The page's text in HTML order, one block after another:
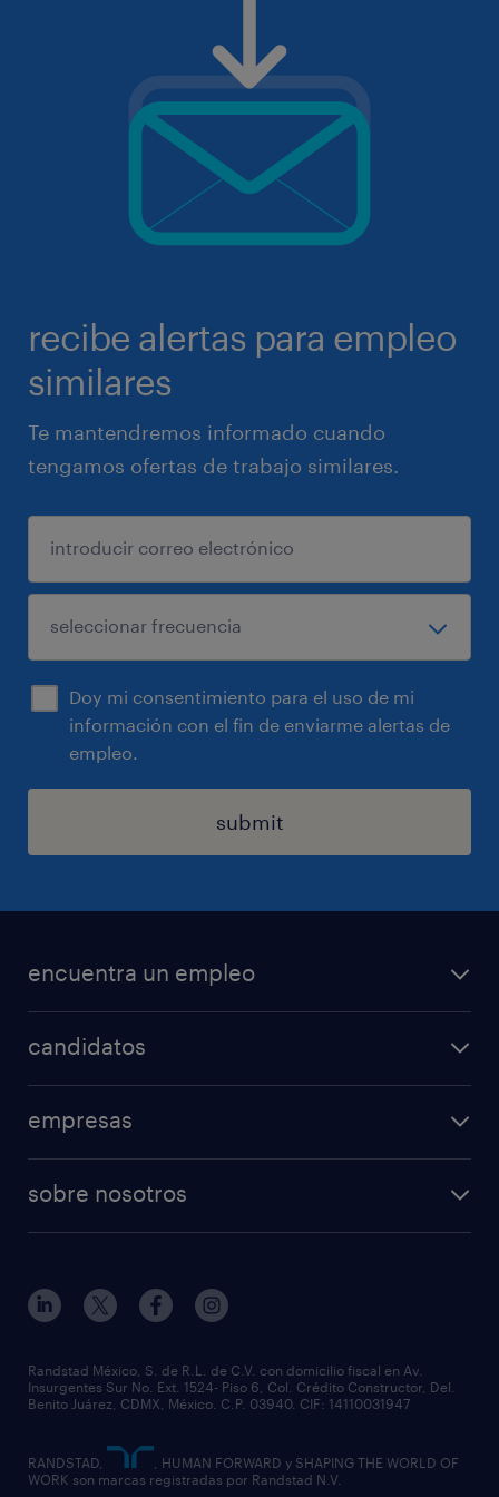
recibe alertas para empleo
similares
Te mantendremos informado cuando
tengamos ofertas de trabajo similares.
Doy mi consentimiento para el uso de mi
información con el fin de enviarme alertas de
empleo.
submit
encuentra un empleo
candidatos
professional
empresas
outplacement
casos de éxito
necesito personal
sobre nosotros
partner for talent
eventos & webinars
nuestras sucursales
equidad y diversidad
Randstad México, S. de R.L. de C.V. con domicilio fiscal en Av.
Insurgentes Sur No. Ext. 1524- Piso 6, Col. Crédito Constructor, Del.
Benito Juárez, CDMX, México. C.P. 03940. CIF: 14110031947
RANDSTAD,
, HUMAN FORWARD y SHAPING THE WORLD OF
WORK son marcas registradas por Randstad N.V.